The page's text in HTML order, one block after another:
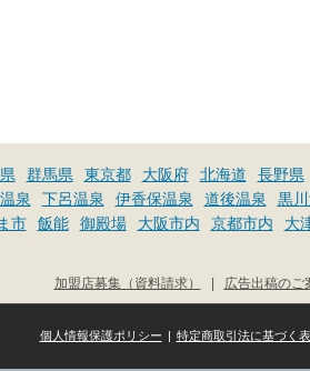
群馬県 東京都 大阪府 北海道 長野県
泉 下呂温泉 伊香保温泉 道後温泉 黒
市 飯能 御殿場 大阪市内 京都市内 大
広告出稿のご
|
加盟店募集（資料請求）
特定商取引法に基づく
|
個人情報保護ポリシー